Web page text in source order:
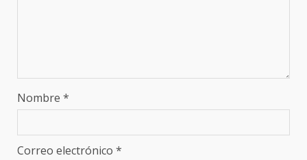
Nombre *
Correo electrónico *